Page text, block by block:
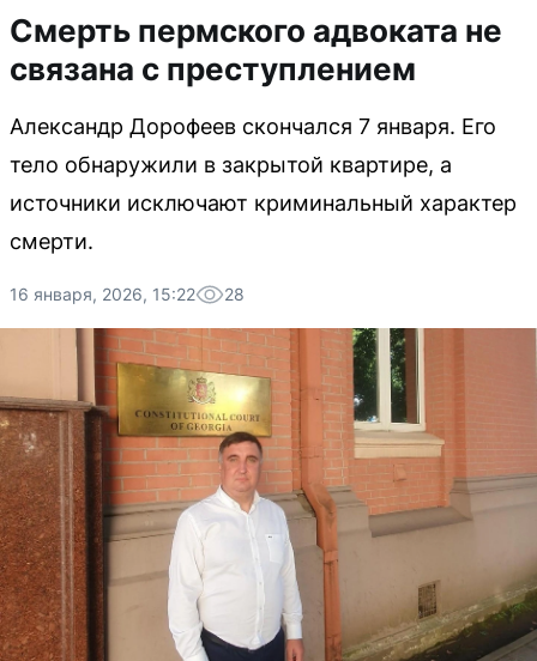
Смерть пермского адвоката не
связана с преступлением
Александр Дорофеев скончался 7 января. Его
тело обнаружили в закрытой квартире, а
источники исключают криминальный характер
смерти.
16 января, 2026, 15:22 28